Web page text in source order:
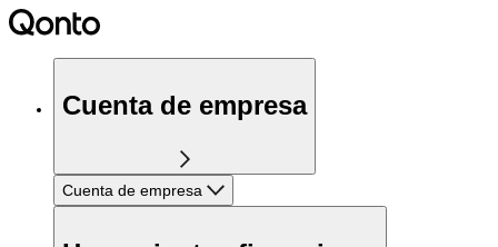
Cuenta de empresa
Cuenta de empresa